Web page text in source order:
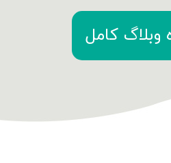
کامل